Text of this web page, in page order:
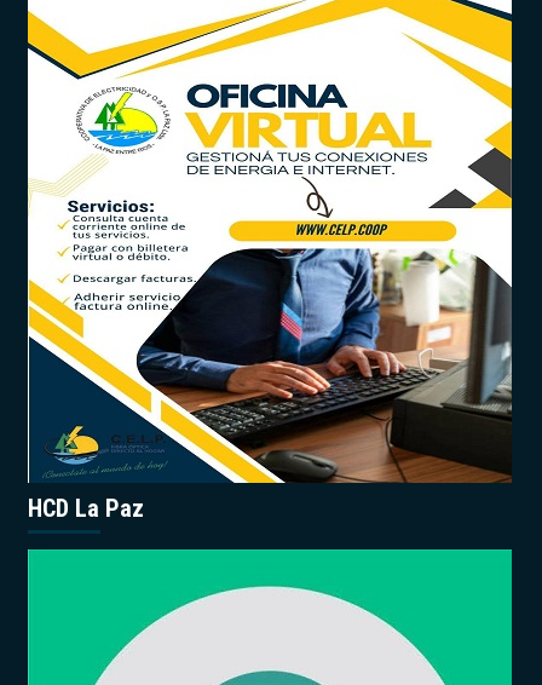
HCD La Paz